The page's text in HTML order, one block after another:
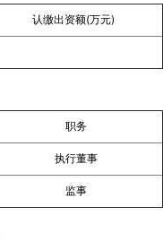
认缴出资额(万元)
职务
执行董事
监事